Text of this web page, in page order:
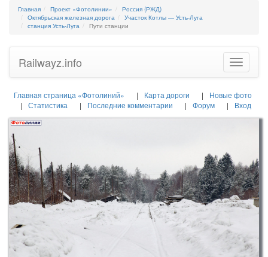
Главная Проект «Фотолинии»
Россия (РЖД)
Октябрьская железная дорога
Участок Котлы — Усть-Луга
станция Усть-Луга
Пути станции
Toggle
Railwayz.info
Главная страница «Фотолиний» Карта дороги
Новые фото
Статистика
Последние комментарии Форум Вход